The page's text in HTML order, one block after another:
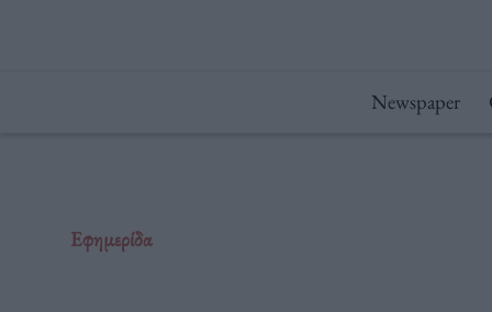
Newspaper
Εφημερίδα